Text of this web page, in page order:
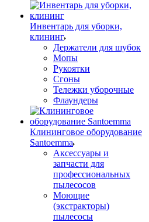
Инвентарь для уборки,
клининг
Держатели для шубок
Мопы
Рукоятки
Сгоны
Тележки уборочные
Флаундеры
Клининговое оборудование
Santoemma
Аксессуары и
запчасти для
профессиональных
пылесосов
Моющие
(экстракторы)
пылесосы